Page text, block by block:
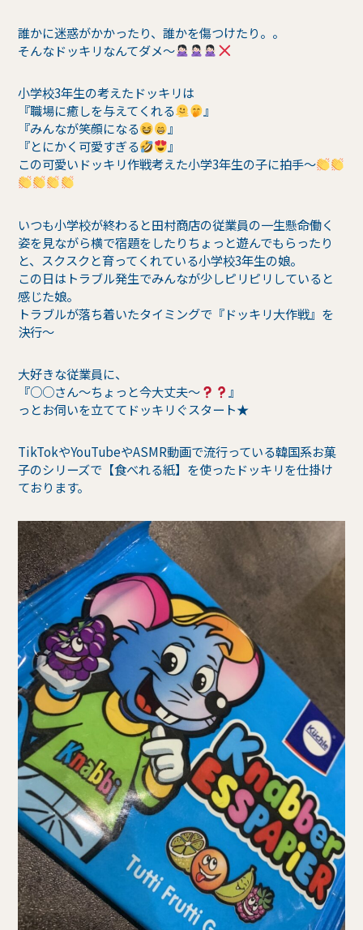
誰かに迷惑がかかったり、誰かを傷つけたり。。
そんなドッキリなんてダメ〜
小学校3年生の考えたドッキリは
『職場に癒しを与えてくれる
』
『みんなが笑顔になる
』
『とにかく可愛すぎる
』
この可愛いドッキリ作戦考えた小学3年生の子に拍手〜
いつも小学校が終わると田村商店の従業員の一生懸命働く
姿を見ながら横で宿題をしたりちょっと遊んでもらったり
と、スクスクと育ってくれている小学校3年生の娘。
この日はトラブル発生でみんなが少しピリピリしていると
感じた娘。
トラブルが落ち着いたタイミングで『ドッキリ大作戦』を
決行〜
大好きな従業員に、
『○○さん〜ちょっと今大丈夫〜
』
っとお伺いを立ててドッキリぐスタート★
TikTokやYouTubeやASMR動画で流行っている韓国系お菓
子のシリーズで【食べれる紙】を使ったドッキリを仕掛け
ております。